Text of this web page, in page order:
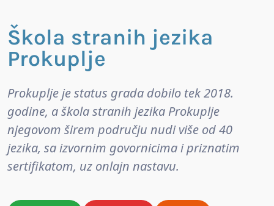
Škola stranih jezika
Prokuplje
Prokuplje je status grada dobilo tek 2018.
godine, a škola stranih jezika Prokuplje
njegovom širem području nudi više od 40
jezika, sa izvornim govornicima i priznatim
sertifikatom, uz onlajn nastavu.